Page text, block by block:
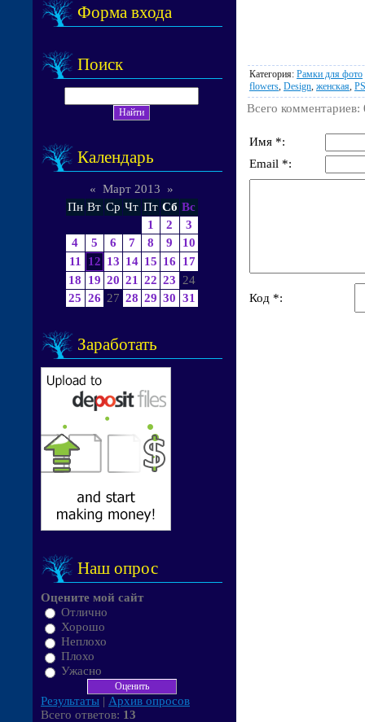
Форма входа
Поиск
Календарь
« Март 2013
»
Пн Вт Ср Чт Пт Сб Вс
1
2
3
4
5 6 7 8 9
10
11
12 13 14 15 16
17
18
19 20 21 22 23
24
25 26 27 28 29 30 31
Заработать
Наш опрос
Оцените мой сайт
Отлично
Хорошо
Неплохо
Плохо
Ужасно
Результаты | Архив опросов
Всего ответов: 13
Категория: Рамки для фото
flowers Design женская
Всего комментариев:
Имя *:
Email *:
Код *: